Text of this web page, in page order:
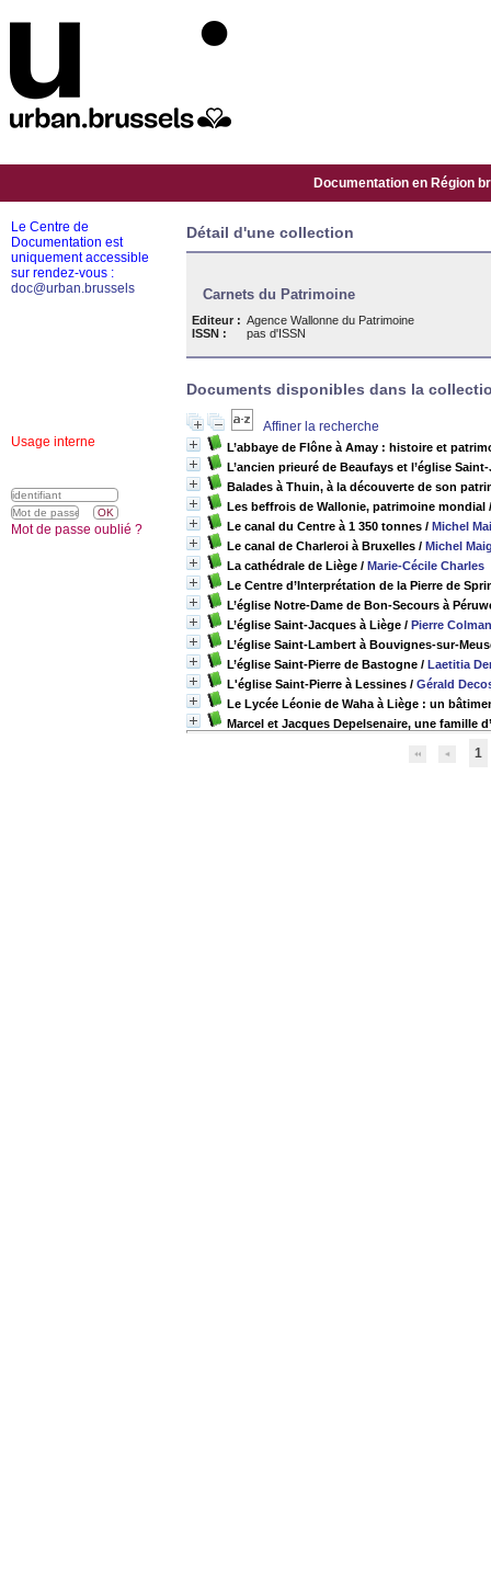
Documentation en Région
Détail d'une collection
Carnets du Patrimoine
Editeur : Agence Wallonne du Patrimoine
ISSN :
pas d'ISSN
Documents disponibles dans la
Affiner la recherche
L’abbaye de Flône à Amay : histoire et
L’ancien prieuré de Beaufays et l’église
Balades à Thuin, à la découverte de son
Les beffrois de Wallonie, patrimoine mondial
Le canal du Centre à 1 350 tonnes / Michel
Le canal de Charleroi à Bruxelles / Michel
La cathédrale de Liège / Marie-Cécile Charles
Le Centre d’Interprétation de la Pierre de
L’église Notre-Dame de Bon-Secours à
L’église Saint-Jacques à Liège / Pierre
L’église Saint-Lambert à Bouvignes-sur-
L’église Saint-Pierre de Bastogne / Laetitia
L'église Saint-Pierre à Lessines / Gérald
Le Lycée Léonie de Waha à Liège : un
Marcel et Jacques Depelsenaire, une famille
1
Le Centre de
Documentation est
uniquement accessible
sur rendez-vous :
doc@urban.brussels
Usage interne
Mot de passe oublié ?